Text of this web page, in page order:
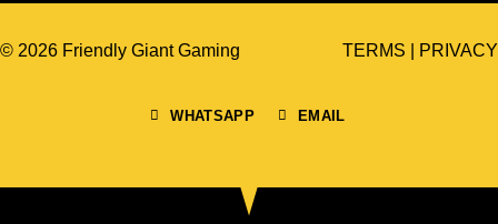
© 2026 Friendly Giant Gaming
WHATSAPP EMAIL
TERMS PRIVACY